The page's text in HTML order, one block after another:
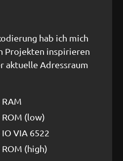
hab ich mich
Projekten inspirieren
aktuelle Adressraum
RAM
ROM (low)
IO VIA 6522
ROM (high)